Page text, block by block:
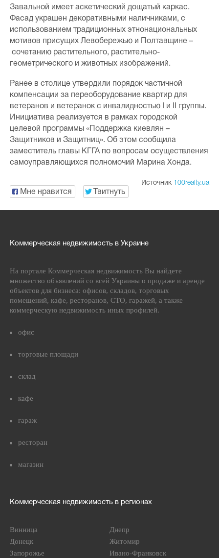
Завальной имеет аскетический дощатый каркас.
Фасад украшен декоративными наличниками, с
использованием традиционных этнонациональных
мотивов присущих Левобережью и Полтавщине –
сочетанию растительного, растительно-
геометрического и животных изображений.
Ранее в столице утвердили порядок частичной
компенсации за переоборудование квартир для
ветеранов и ветеранок с инвалидностью I и II группы.
Инициатива реализуется в рамках городской
целевой программы «Поддержка киевлян –
Защитников и Защитниц». Об этом сообщила
заместитель главы КГГА по вопросам осуществления
самоуправляющихся полномочий Марина Хонда.
Источник 100realty.ua
Мне нравится Твитнуть
Коммерческая недвижимость в Украине
На портале Коммерческая недвижимость Вы найдете
множество объявлений со всей Украины о продаже и аренде
объектов для бизнеса: офисов, складов, торговых
помещений, кафе, ресторанов, СТО, гаражей, а также
коммерческую недвижимость иных профилей.
офис
торговые площади
склад
кафе
гараж
ресторан
магазин
Коммерческая недвижимость в регионах
Винница
Днепр
Донецк
Житомир
Запорожье
Ивано-Франковск